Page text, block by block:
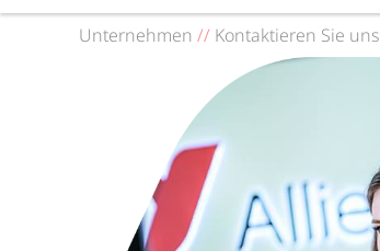
Unternehmen // Kontaktieren Sie uns